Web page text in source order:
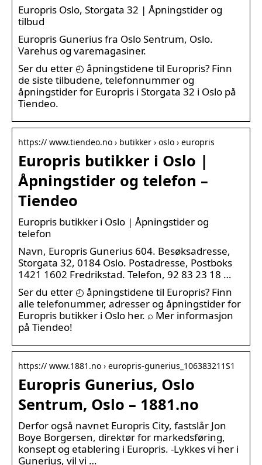
Europris Oslo, Storgata 32 | Åpningstider og
tilbud
Europris Gunerius fra Oslo Sentrum, Oslo.
Varehus og varemagasiner.
Ser du etter ◴ åpningstidene til Europris? Finn
de siste tilbudene, telefonnummer og
åpningstider for Europris i Storgata 32 i Oslo på
Tiendeo.
https:// www.tiendeo.no › butikker › oslo › europris
Europris butikker i Oslo |
Åpningstider og telefon –
Tiendeo
Europris butikker i Oslo | Åpningstider og
telefon
Navn, Europris Gunerius 604. Besøksadresse,
Storgata 32, 0184 Oslo. Postadresse, Postboks
1421 1602 Fredrikstad. Telefon, 92 83 23 18 …
Ser du etter ◴ åpningstidene til Europris? Finn
alle telefonummer, adresser og åpningstider for
Europris butikker i Oslo her. ⌕ Mer informasjon
på Tiendeo!
https:// www.1881.no › europris-gunerius_106383211S1
Europris Gunerius, Oslo
Sentrum, Oslo – 1881.no
Derfor også navnet Europris City, fastslår Jon
Boye Borgersen, direktør for markedsføring,
konsept og etablering i Europris. -Lykkes vi her i
Gunerius, vil vi …